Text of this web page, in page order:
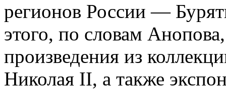
регионов России —
этого, по словам
произведения из
Николая II, а также